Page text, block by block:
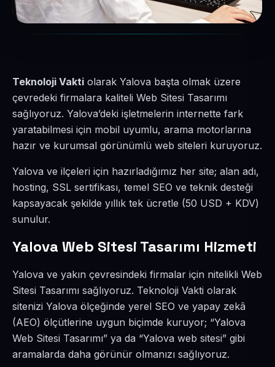
Teknoloji Vakti olarak Yalova başta olmak üzere
çevredeki firmalara kaliteli Web Sitesi Tasarımı
sağlıyoruz. Yalova’deki işletmelerin internette fark
yaratabilmesi için mobil uyumlu, arama motorlarına
hazır ve kurumsal görünümlü web siteleri kuruyoruz.
Yalova ve ilçeleri için hazırladığımız her site; alan adı,
hosting, SSL sertifikası, temel SEO ve teknik desteği
kapsayacak şekilde yıllık tek ücretle (50 USD + KDV)
sunulur.
Yalova Web Sitesi Tasarımı Hizmeti
Yalova ve yakın çevresindeki firmalar için nitelikli Web
Sitesi Tasarımı sağlıyoruz. Teknoloji Vakti olarak
sitenizi Yalova ölçeğinde yerel SEO ve yapay zekâ
(AEO) ölçütlerine uygun biçimde kuruyor; “Yalova
Web Sitesi Tasarımı” ya da “Yalova web sitesi” gibi
aramalarda daha görünür olmanızı sağlıyoruz.